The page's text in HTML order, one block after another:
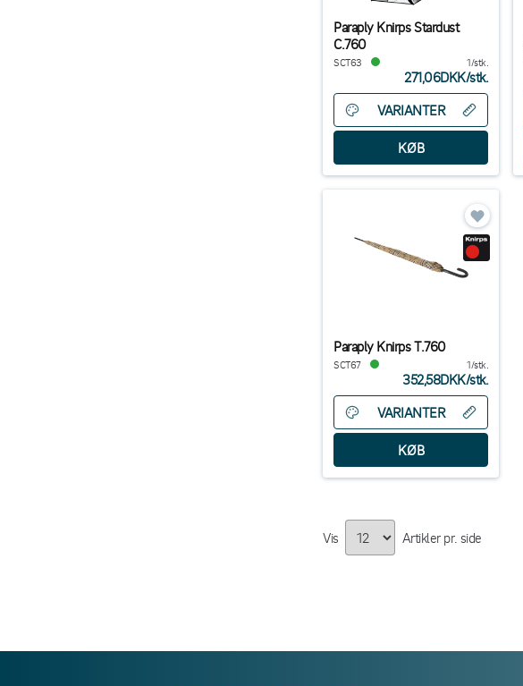
Paraply Knirps Stardust
C.760
SCT63 1/stk.
271,06DKK/stk.
VARIANTER
Paraply Knirps T.760
SCT67 1/stk.
352,58DKK/stk.
VARIANTER
Vis Artikler pr. side